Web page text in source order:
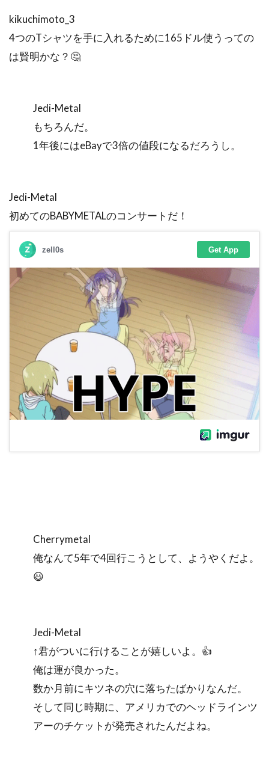
kikuchimoto_3
4つのTシャツを手に入れるために165ドル使うっての
は賢明かな？🤔
Jedi-Metal
もちろんだ。
1年後にはeBayで3倍の値段になるだろうし。
Jedi-Metal
初めてのBABYMETALのコンサートだ！
Cherrymetal
俺なんて5年で4回行こうとして、ようやくだよ。
😃
Jedi-Metal
↑君がついに行けることが嬉しいよ。👍
俺は運が良かった。
数か月前にキツネの穴に落ちたばかりなんだ。
そして同じ時期に、アメリカでのヘッドラインツ
アーのチケットが発売されたんだよね。